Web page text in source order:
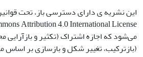
این نشریه ی دارای دسترسی باز، تحت
می‌شود که اجازه اشتراک (تکثیر و بازآرایی
(بازترکیب، تغییر شکل و بازسازی بر اساس